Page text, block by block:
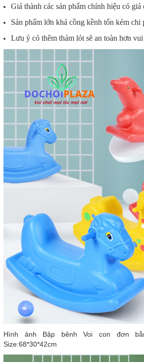
Giá thành các sản phẩm chính hiệu có giá
Sản phẩm lớn khá cồng kềnh tốn kém chi
Lưu ý có thêm thảm lót sẽ an toàn hơn
Hình ảnh Bập bênh Voi con đơn
Size:68*30*42cm